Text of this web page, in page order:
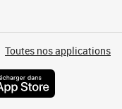
Toutes nos applications